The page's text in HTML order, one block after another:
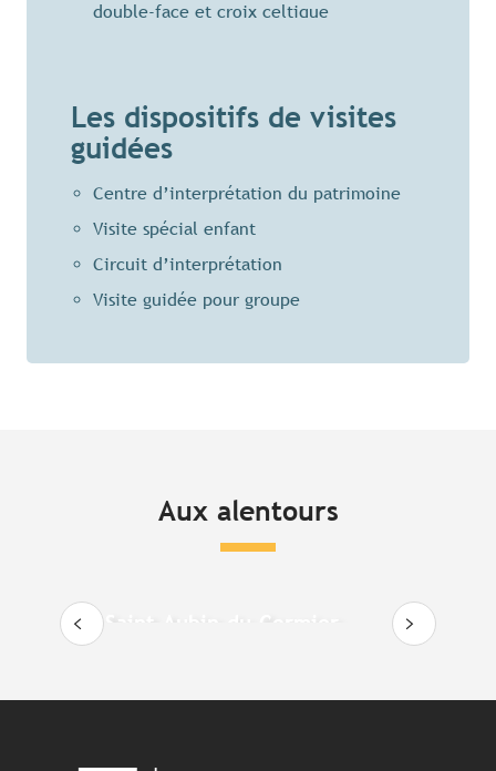
double-face et croix celtique
Les dispositifs de visites
guidées
Centre d’interprétation du patrimoine
Visite spécial enfant
Circuit d’interprétation
Visite guidée pour groupe
Aux alentours
Saint-Aubin-du-Cormier